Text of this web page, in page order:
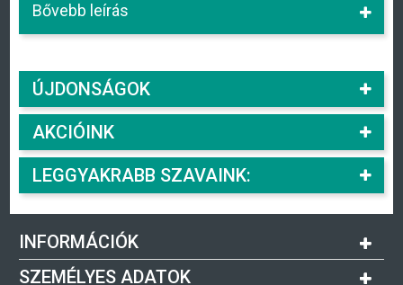
Bővebb leírás
ÚJDONSÁGOK
AKCIÓINK
LEGGYAKRABB SZAVAINK:
INFORMÁCIÓK
SZEMÉLYES ADATOK